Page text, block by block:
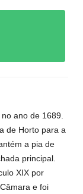
ano de 1689.
de Horto para a
a pia de
principal.
XIX por
e foi